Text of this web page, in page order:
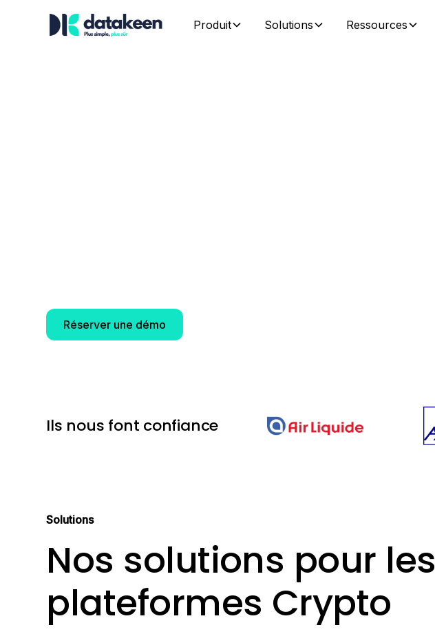
Produit Solutions Ressources
Réserver une démo
Ils nous font confiance
Solutions
Nos solutions pour les
plateformes Crypto